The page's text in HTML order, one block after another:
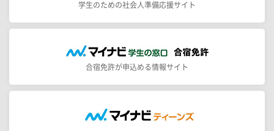
学生のための社会人準備応援サイト
合宿免許が申込める情報サイト